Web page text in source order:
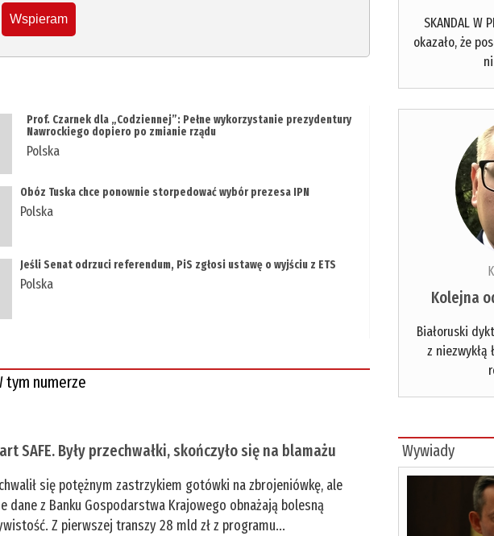
Wspieram
Prof. Czarnek dla „Codziennej”: Pełne wykorzystanie prezydentury
Nawrockiego dopiero po zmianie rządu
Polska
Obóz Tuska chce ponownie storpedować wybór prezesa IPN
Polska
Jeśli Senat odrzuci referendum, PiS zgłosi ustawę o wyjściu z ETS
Polska
tym numerze
SAFE. Były przechwałki, skończyło się na blamażu
się potężnym zastrzykiem gotówki na zbrojeniówkę, ale
dane z Banku Gospodarstwa Krajowego obnażają bolesną
Z pierwszej transzy 28 mld zł z programu...
SKANDAL W
okazało, że
Kolejna
Białoruski
z niezwykłą
Wywiady